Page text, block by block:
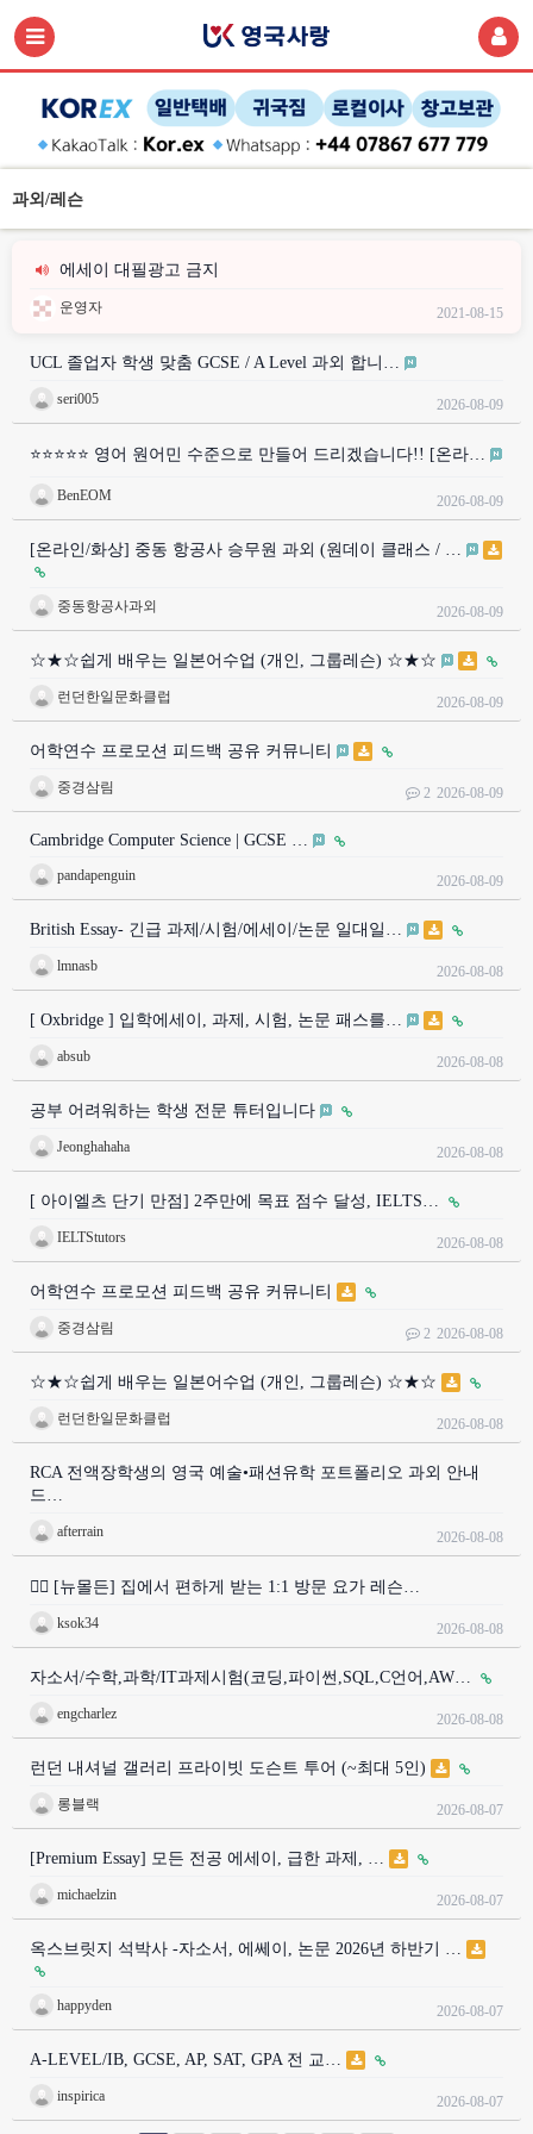
과외/레슨
에세이 대필광고 금지
운영자 2021-08-15
UCL 졸업자 학생 맞춤 GCSE / A Level 과외 합니…
seri005 2026-08-09
⭐⭐⭐⭐⭐ 영어 원어민 수준으로 만들어 드리겠습니다!! [온라…
BenEOM 2026-08-09
[온라인/화상] 중동 항공사 승무원 과외 (원데이 클래스 / …
중동항공사과외 2026-08-09
☆★☆쉽게 배우는 일본어수업 (개인, 그룹레슨) ☆★☆
런던한일문화클럽 2026-08-09
어학연수 프로모션 피드백 공유 커뮤니티
중경삼림 2 2026-08-09
Cambridge Computer Science | GCSE …
pandapenguin 2026-08-09
British Essay- 긴급 과제/시험/에세이/논문 일대일…
lmnasb 2026-08-08
[ Oxbridge ] 입학에세이, 과제, 시험, 논문 패스를…
absub 2026-08-08
공부 어려워하는 학생 전문 튜터입니다
Jeonghahaha 2026-08-08
[ 아이엘츠 단기 만점] 2주만에 목표 점수 달성, IELTS…
IELTStutors 2026-08-08
어학연수 프로모션 피드백 공유 커뮤니티
중경삼림 2 2026-08-08
☆★☆쉽게 배우는 일본어수업 (개인, 그룹레슨) ☆★☆
런던한일문화클럽 2026-08-08
RCA 전액장학생의 영국 예술•패션유학 포트폴리오 과외 안내
드…
afterrain 2026-08-08
🧘‍♀️ [뉴몰든] 집에서 편하게 받는 1:1 방문 요가 레슨…
ksok34 2026-08-08
자소서/수학,과학/IT과제시험(코딩,파이썬,SQL,C언어,AW…
engcharlez 2026-08-08
런던 내셔널 갤러리 프라이빗 도슨트 투어 (~최대 5인)
롱블랙 2026-08-07
[Premium Essay] 모든 전공 에세이, 급한 과제, …
michaelzin 2026-08-07
옥스브릿지 석박사 -자소서, 에쎄이, 논문 2026년 하반기 …
happyden 2026-08-07
A-LEVEL/IB, GCSE, AP, SAT, GPA 전 교…
inspirica 2026-08-07